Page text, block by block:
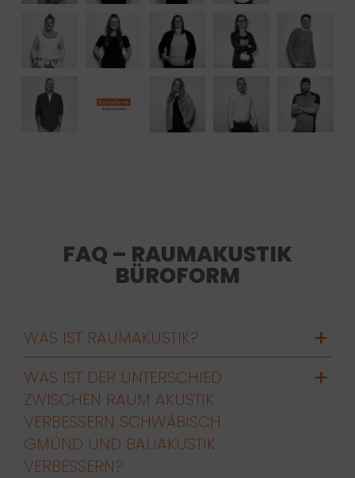
FAQ – RAUMAKUSTIK
BÜROFORM
WAS IST RAUMAKUSTIK?
WAS IST DER UNTERSCHIED
ZWISCHEN RAUM AKUSTIK
VERBESSERN SCHWÄBISCH
GMÜND UND BAUAKUSTIK
VERBESSERN?